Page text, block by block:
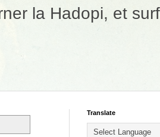
la Hadopi, et
Translate